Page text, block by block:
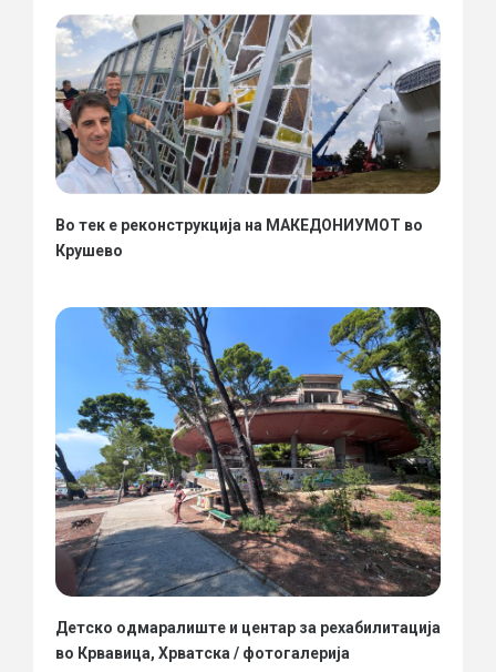
Во тек е реконструкција на МАКЕДОНИУМОТ во
Крушево
Детско одмаралиште и центар за рехабилитација
во Крвавица, Хрватска / фотогалерија